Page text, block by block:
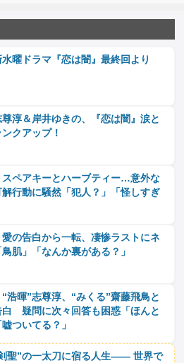
水曜ドラマ『恋は闇』最終回より
尊淳＆岸井ゆきの、『恋は闇』涙と
クアップ！
スペアキーとハーブティー…意外な
解行動に騒然「犯人？」「怪しすぎ
愛の告白から一転、凄惨ラストにネ
肌」「なんか裏がある？」
“浩暉”志尊淳、“みくる”齋藤飛鳥と
白 疑問に次々回答も困惑「ほんと
ついてる？」
聖”の一太刀に宿る人生―― 世界で